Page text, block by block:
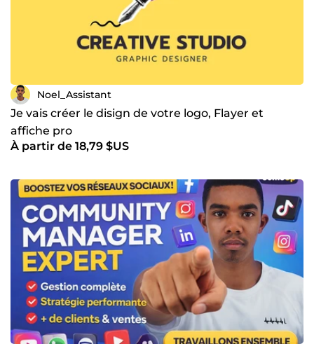
Noel_Assistant
Je vais créer le disign de votre logo, Flayer et
affiche pro
À partir de 18,79 $US